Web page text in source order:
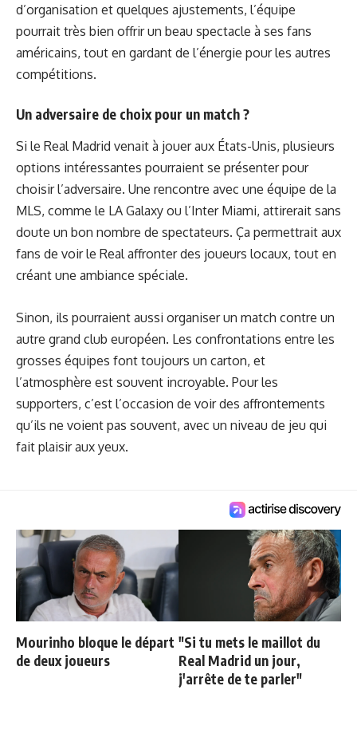
d’organisation et quelques ajustements, l’équipe
pourrait très bien offrir un beau spectacle à ses fans
américains, tout en gardant de l’énergie pour les autres
compétitions.
Un adversaire de choix pour un match ?
Si le Real Madrid venait à jouer aux États-Unis, plusieurs
options intéressantes pourraient se présenter pour
choisir l’adversaire. Une rencontre avec une équipe de la
MLS, comme le LA Galaxy ou l’Inter Miami, attirerait sans
doute un bon nombre de spectateurs. Ça permettrait aux
fans de voir le Real affronter des joueurs locaux, tout en
créant une ambiance spéciale.
Sinon, ils pourraient aussi organiser un match contre un
autre grand club européen. Les confrontations entre les
grosses équipes font toujours un carton, et
l’atmosphère est souvent incroyable. Pour les
supporters, c’est l’occasion de voir des affrontements
qu’ils ne voient pas souvent, avec un niveau de jeu qui
fait plaisir aux yeux.
Mourinho bloque le départ
de deux joueurs
"Si tu mets le maillot du
Real Madrid un jour,
j'arrête de te parler"